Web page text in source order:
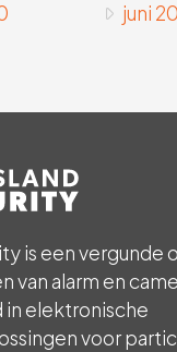
juni
is een vergunde
van alarm en
elektronische
voor